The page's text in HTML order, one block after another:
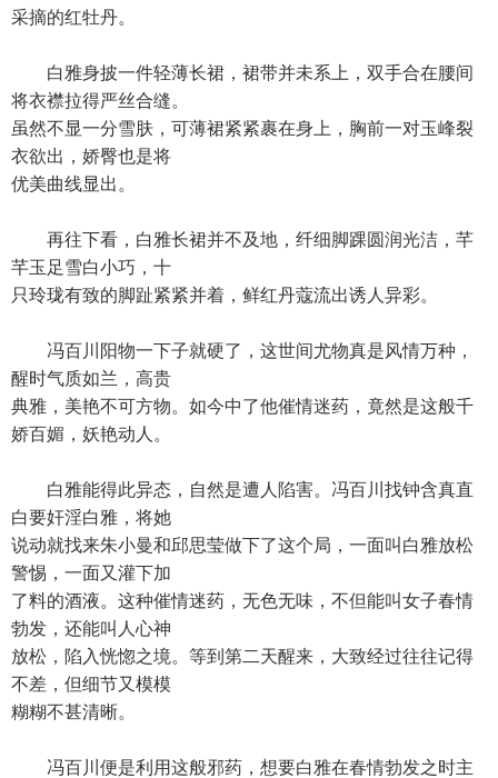
采摘的红牡丹。
白雅身披一件轻薄长裙，裙带并未系上，双手合在腰间
将衣襟拉得严丝合缝。
虽然不显一分雪肤，可薄裙紧紧裹在身上，胸前一对玉峰裂
衣欲出，娇臀也是将
优美曲线显出。
再往下看，白雅长裙并不及地，纤细脚踝圆润光洁，芊
芊玉足雪白小巧，十
只玲珑有致的脚趾紧紧并着，鲜红丹蔻流出诱人异彩。
冯百川阳物一下子就硬了，这世间尤物真是风情万种，
醒时气质如兰，高贵
典雅，美艳不可方物。如今中了他催情迷药，竟然是这般千
娇百媚，妖艳动人。
白雅能得此异态，自然是遭人陷害。冯百川找钟含真直
白要奸淫白雅，将她
说动就找来朱小曼和邱思莹做下了这个局，一面叫白雅放松
警惕，一面又灌下加
了料的酒液。这种催情迷药，无色无味，不但能叫女子春情
勃发，还能叫人心神
放松，陷入恍惚之境。等到第二天醒来，大致经过往往记得
不差，但细节又模模
糊糊不甚清晰。
冯百川便是利用这般邪药，想要白雅在春情勃发之时主